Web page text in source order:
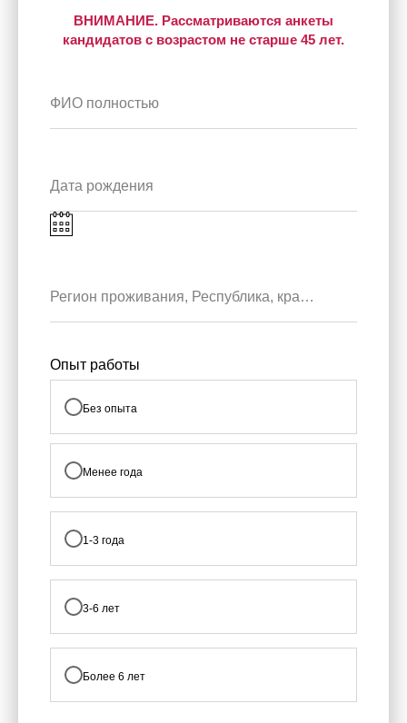
ВНИМАНИЕ. Рассматриваются анкеты
кандидатов с возрастом не старше 45 лет.
ФИО полностью
Дата рождения
Регион проживания, Республика, край, город
Опыт работы
Без опыта
Менее года
1-3 года
3-6 лет
Более 6 лет